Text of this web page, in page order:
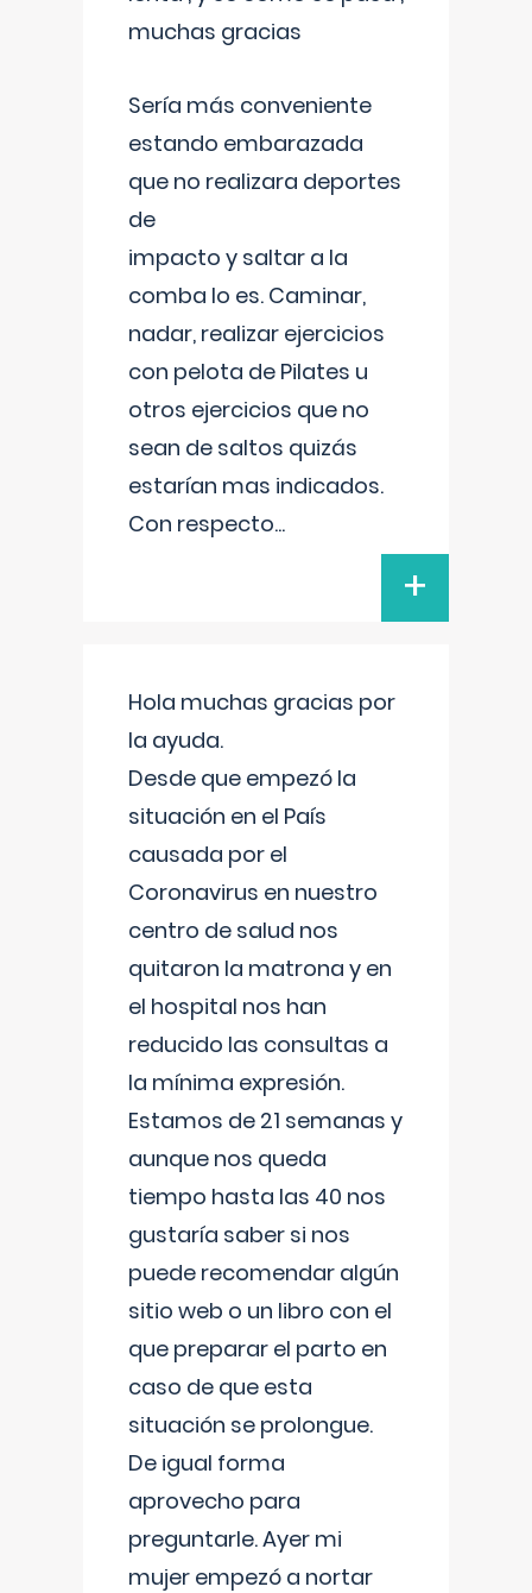
muchas gracias
Sería más conveniente
estando embarazada
que no realizara deportes
de
impacto y saltar a la
comba lo es. Caminar,
nadar, realizar ejercicios
con pelota de Pilates u
otros ejercicios que no
sean de saltos quizás
estarían mas indicados.
Con respecto...
+
Hola muchas gracias por
la ayuda.
Desde que empezó la
situación en el País
causada por el
Coronavirus en nuestro
centro de salud nos
quitaron la matrona y en
el hospital nos han
reducido las consultas a
la mínima expresión.
Estamos de 21 semanas y
aunque nos queda
tiempo hasta las 40 nos
gustaría saber si nos
puede recomendar algún
sitio web o un libro con el
que preparar el parto en
caso de que esta
situación se prolongue.
De igual forma
aprovecho para
preguntarle. Ayer mi
mujer empezó a nortar